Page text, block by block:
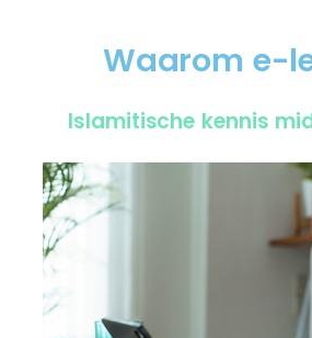
Waarom e-
Islamitische kennis